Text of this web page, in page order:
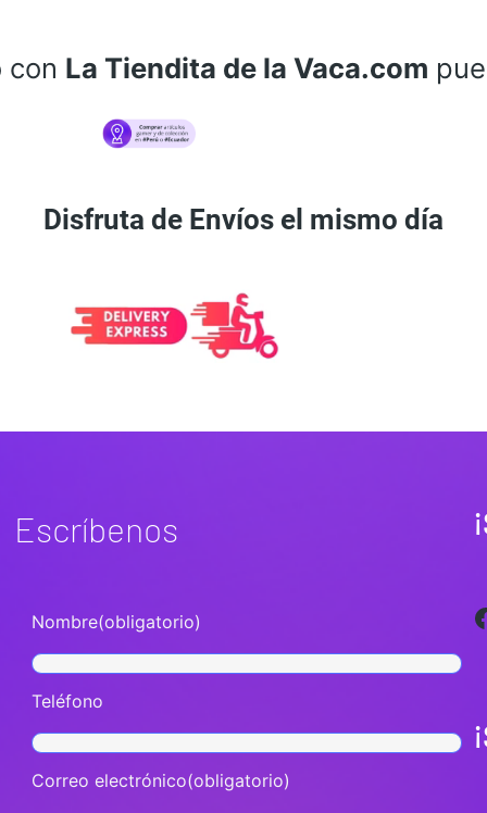
con La Tiendita de la Vaca.com
Disfruta de Envíos el mismo día
Escríbenos
Nombre(obligatorio)
Teléfono
Correo electrónico(obligatorio)
Facebook